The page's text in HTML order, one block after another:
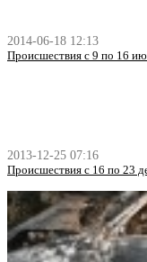
2014-06-18 12:13
Происшествия с 9 по 16
2013-12-25 07:16
Происшествия с 16 по 23